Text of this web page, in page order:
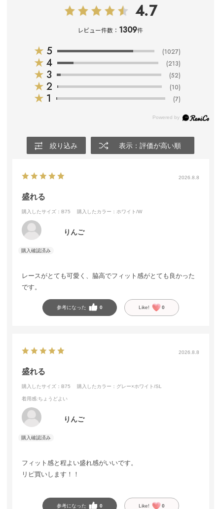
4.7
レビュー件数： 1309件
★ 5 (1027)
★ 4 (213)
★ 3 (52)
★ 2 (10)
★ 1 (7)
絞り込み 表示：評価が高い順
2026.8.8
盛れる
購入したサイズ：B75 購入したカラー：ホワイト/W
りんご
レースがとても可愛く、脇高でフィット感がとても良かった
です。
参考になった 0 Like! 0
2026.8.8
盛れる
購入したサイズ：B75 購入したカラー：グレー×ホワイト/SL
着用感:ちょうどよい
りんご
フィット感と程よい盛れ感がいいです。
リピ買いします！！
参考になった 0 Like! 0